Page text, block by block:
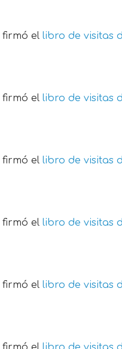
firmó el libro de visitas
firmó el libro de visitas
firmó el libro de visitas
firmó el libro de visitas
firmó el libro de visitas